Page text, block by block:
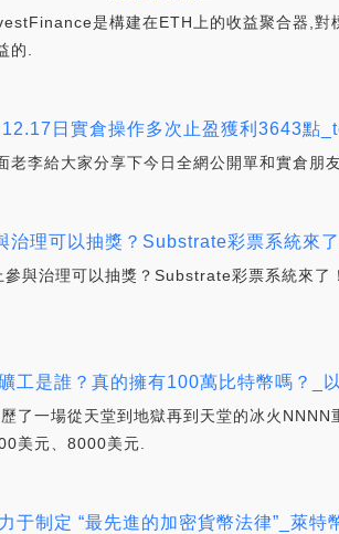
是構建在ETH上的收益聚合器,
的.
日實倉操作多次止盈獲利3643點
老李給大家分享下今日全網公開單和實倉
治理可以抽獎？Substrate彩票系統來
參與治理可以抽獎？Substrate彩票系統來
工是誰？真的擁有100萬比特幣嗎？_
了一場從天堂到地獄再到天堂的冰火
美元、8000美元.
于制定 “最先進的加密貨幣法律”_萊特